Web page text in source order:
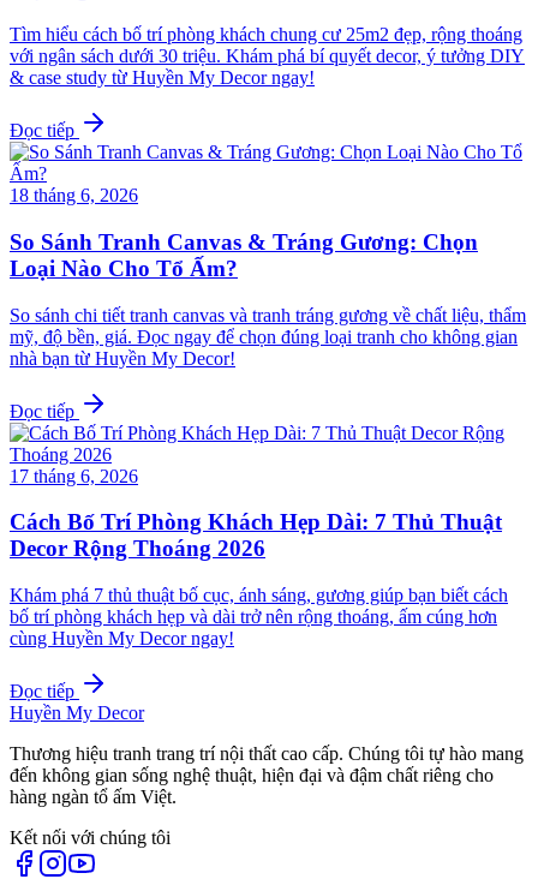
Tìm hiểu cách bố trí phòng khách chung cư 25m2 đẹp, rộng thoáng
với ngân sách dưới 30 triệu. Khám phá bí quyết decor, ý tưởng DIY
& case study từ Huyền My Decor ngay!
Đọc tiếp
18 tháng 6, 2026
So Sánh Tranh Canvas & Tráng Gương: Chọn
Loại Nào Cho Tổ Ấm?
So sánh chi tiết tranh canvas và tranh tráng gương về chất liệu, thẩm
mỹ, độ bền, giá. Đọc ngay để chọn đúng loại tranh cho không gian
nhà bạn từ Huyền My Decor!
Đọc tiếp
17 tháng 6, 2026
Cách Bố Trí Phòng Khách Hẹp Dài: 7 Thủ Thuật
Decor Rộng Thoáng 2026
Khám phá 7 thủ thuật bố cục, ánh sáng, gương giúp bạn biết cách
bố trí phòng khách hẹp và dài trở nên rộng thoáng, ấm cúng hơn
cùng Huyền My Decor ngay!
Đọc tiếp
Huyền My Decor
Thương hiệu tranh trang trí nội thất cao cấp. Chúng tôi tự hào mang
đến không gian sống nghệ thuật, hiện đại và đậm chất riêng cho
hàng ngàn tổ ấm Việt.
Kết nối với chúng tôi